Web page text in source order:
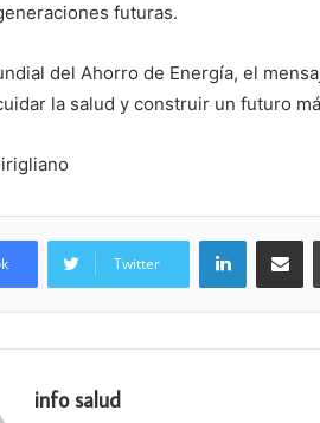
futuras.
del Ahorro de Energía, el
la salud y construir un futuro
Twitter
LinkedIn
info salud